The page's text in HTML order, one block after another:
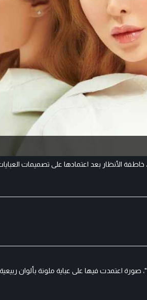
خاطفة الأنظار بعد اعتمادها على تصميمات
اعتمدت فيها على عباية ملونة بألوان